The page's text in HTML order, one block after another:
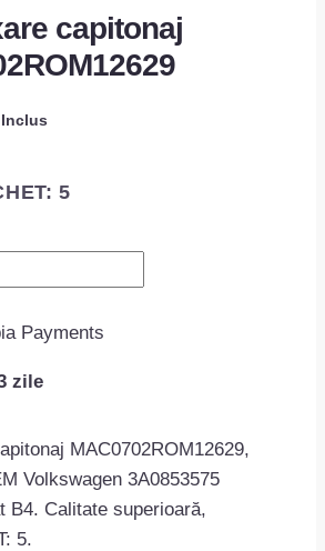
capitonaj
Inclus
5
zile
MAC0702ROM12629,
Volkswagen 3A0853575
B4. Calitate superioară,
5.